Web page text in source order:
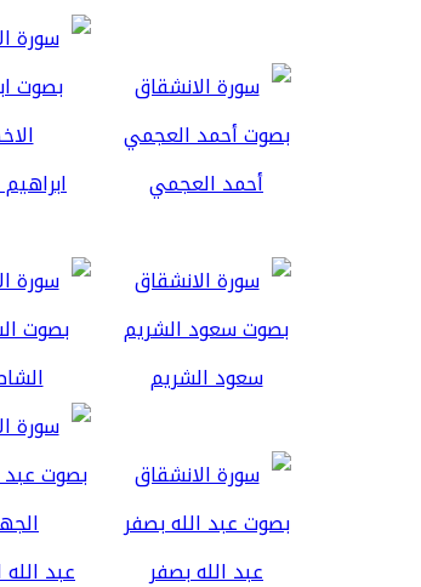
أحمد العجمي
سعود الشريم
عبد الله بصفر عبد